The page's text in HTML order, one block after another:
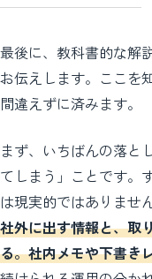
最後に、教科書的な解
お伝えします。ここを
間違えずに済みます。
まず、いちばんの落と
てしまう」ことです。
は現実的ではありませ
社外に出す情報と、取
る。社内メモや下書き